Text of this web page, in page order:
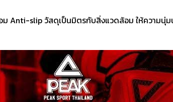
Anti-slip วัสดุเป็นมิตรกับสิ่งแวดล้อม ให้ความนุ่